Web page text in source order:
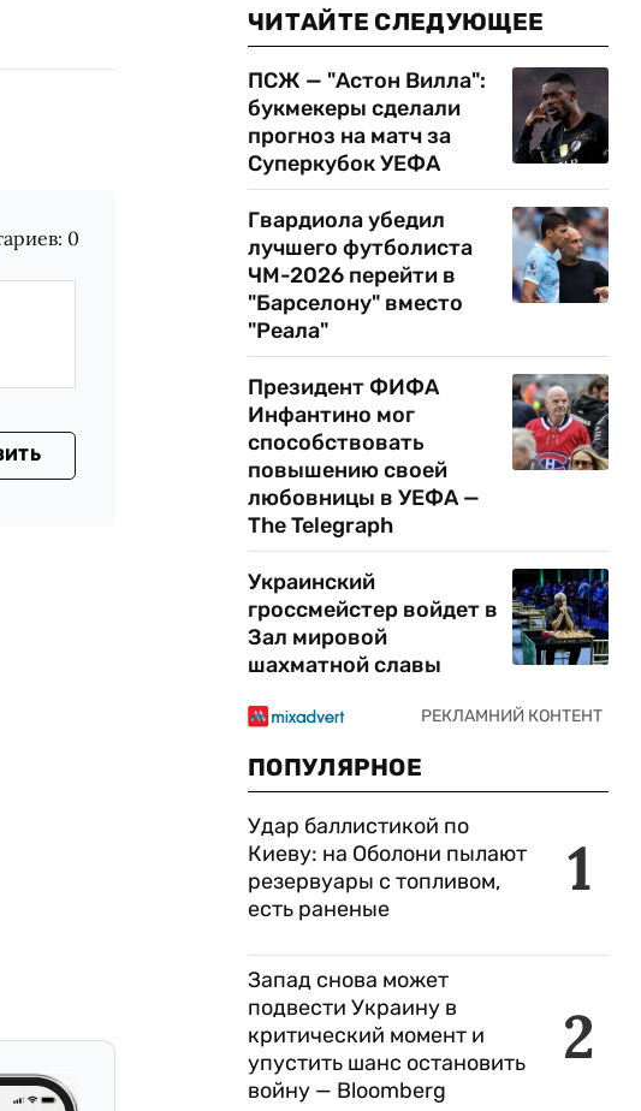
0
ЧИТАЙТЕ СЛЕДУЮЩЕЕ
ПСЖ — "Астон Вилла":
букмекеры сделали
прогноз на матч за
Суперкубок УЕФА
Гвардиола убедил
лучшего футболиста
ЧМ-2026 перейти в
"Барселону" вместо
"Реала"
Президент ФИФА
Инфантино мог
способствовать
повышению своей
любовницы в УЕФА —
The Telegraph
Украинский
гроссмейстер войдет в
Зал мировой
шахматной славы
ПОПУЛЯРНОЕ
1
Удар баллистикой по
Киеву: на Оболони пылают
резервуары с топливом,
есть раненые
2
Запад снова может
подвести Украину в
критический момент и
упустить шанс остановить
войну — Bloomberg